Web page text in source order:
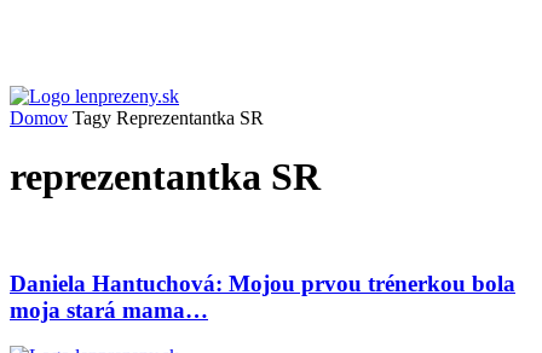
Domov Tagy Reprezentantka SR
reprezentantka SR
Daniela Hantuchová: Mojou prvou trénerkou bola
moja stará mama…